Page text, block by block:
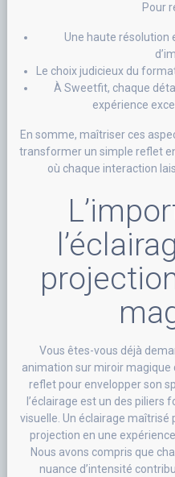
Pour
Une haute résolution
Le choix judicieux du
À Sweetfit, chaque
expérience
En somme, maîtriser ces
transformer un simple reflet
où chaque interaction
Vous êtes-vous déjà
animation sur miroir
reflet pour envelopper son
l’éclairage est un des
visuelle. Un éclairage
projection en une
Nous avons compris que
nuance d’intensité